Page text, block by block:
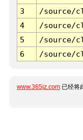
3 /source/
4
/source/
5
/source/
6
/source/
www.365jz.com 已经将